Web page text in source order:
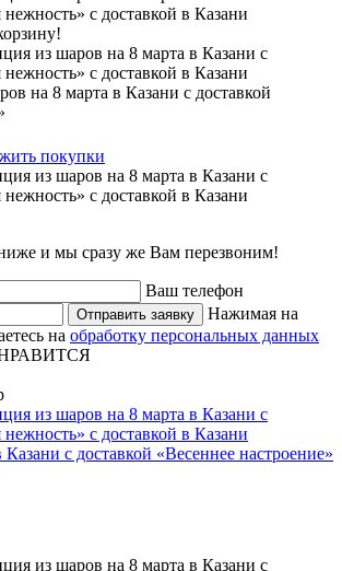
на 8 марта в Казани с доставкой
покупки
и мы сразу же Вам перезвоним!
Ваш телефон
Отправить заявку
Нажимая на
на обработку персональных данных
с доставкой «Весеннее настроение»